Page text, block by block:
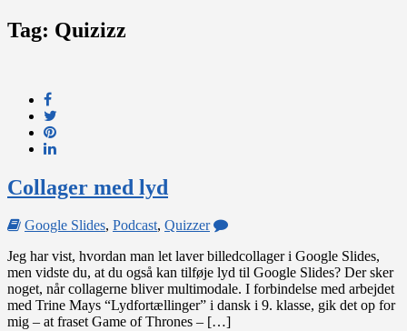
Tag: Quizizz
Collager med lyd
Google Slides, Podcast, Quizzer
on
med
lyd
Jeg har vist, hvordan man let laver billedcollager i Google Slides,
men vidste du, at du også kan tilføje lyd til Google Slides? Der sker
noget, når collagerne bliver multimodale. I forbindelse med arbejdet
med Trine Mays “Lydfortællinger” i dansk i 9. klasse, gik det op for
mig – at fraset Game of Thrones – […]